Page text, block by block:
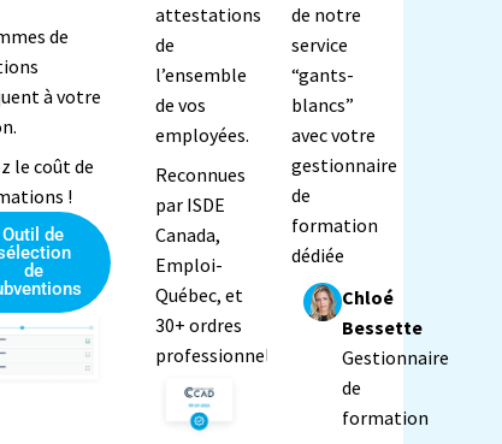
de
à votre
le coût de
!
Outil de
de
attestations
de
l’ensemble
de vos
employées.
Reconnues
par ISDE
Canada,
Emploi-
Québec, et
30+ ordres
professionnels
de notre
service
“gants-
blancs”
avec votre
gestionnaire
de
formation
dédiée
Chloé
Bessette
Gestionnaire
de
formation